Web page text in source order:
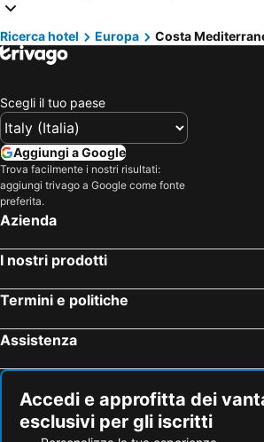
Hotel Isola d'Elba
Hotel
Hotel Riviera Romagnola
Hotel Marche
Hotel
Hotel Salento
Hotel Malta
Hotel Minorca
Hotel Mallorca
Hotel Val Di Fassa
Ricerca hotel Europa Costa
Scegli il tuo paese
Aggiungi a Google
Trova facilmente i nostri risultati:
aggiungi trivago a Google come fonte
preferita.
Azienda
I nostri prodotti
Termini e politiche
Assistenza
Accedi e approfitta dei
esclusivi per gli iscritti